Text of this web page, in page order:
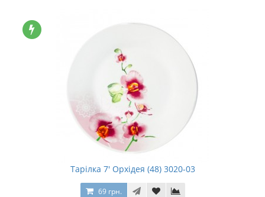
Тарілка 7' Орхідея (48) 3020-03
69 грн.